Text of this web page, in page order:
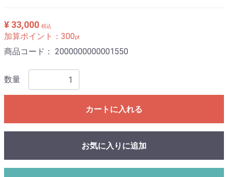
¥ 33,000 税込
加算ポイント： 300pt
商品コード： 2000000000001550
数量
カートに入れる
お気に入りに追加